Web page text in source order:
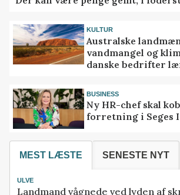
KULTUR
Australske
vandmangel og
danske bedrifter
BUSINESS
Ny HR-chef skal
forretning i Seges
MEST LÆSTE SENESTE NYT
ULVE
Landmand vågnede ved lyden af